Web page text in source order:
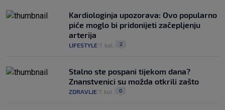
Kardiologinja upozorava: Ovo popularno
piće moglo bi pridonijeti začepljenju
arterija
LIFESTYLE 7. kol. 2
Stalno ste pospani tijekom dana?
Znanstvenici su možda otkrili zašto
ZDRAVLJE 7. kol. 0